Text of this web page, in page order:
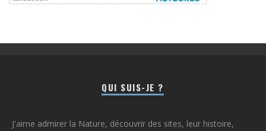
QUI SUIS-JE ?
J'aime admirer la Nature, découvrir des sites, leur histoire,